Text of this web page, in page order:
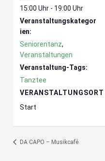
15:00 Uhr - 19:00 Uhr
Veranstaltungskategor
ien:
Seniorentanz,
Veranstaltungen
Veranstaltung-Tags:
Tanztee
VERANSTALTUNGSORT
Start
DA CAPO – Musikcafé